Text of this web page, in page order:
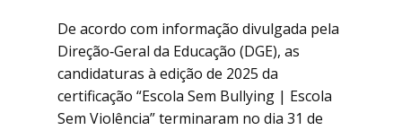
De acordo com informação divulgada pela
Direção‑Geral da Educação (DGE), as
candidaturas à edição de 2025 da
certificação “Escola Sem Bullying | Escola
Sem Violência” terminaram no dia 31 de